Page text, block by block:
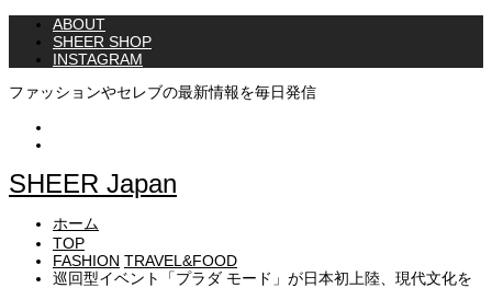
ABOUT
SHEER SHOP
INSTAGRAM
ファッションやセレブの最新情報を毎日発信
SHEER Japan
ホーム
TOP
FASHION TRAVEL&FOOD
巡回型イベント「プラダ モード」が日本初上陸、現代文化を